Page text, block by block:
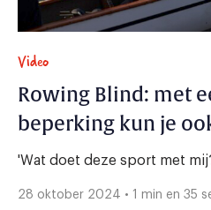
Video
Rowing Blind: met
beperking kun je
'Wat doet deze sport met
28 oktober 2024 • 1 min en 35